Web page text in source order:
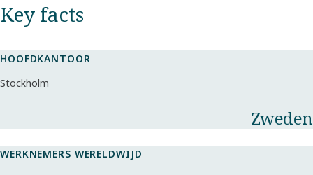
Key facts​
HOOFDKANTOOR
Zweden
Stockholm
WERKNEMERS WERELDWIJD